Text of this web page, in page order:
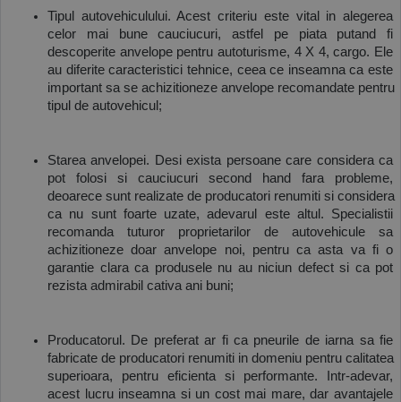
Tipul autovehiculului. Acest criteriu este vital in alegerea
celor mai bune cauciucuri, astfel pe piata putand fi
descoperite anvelope pentru autoturisme, 4 X 4, cargo. Ele
au diferite caracteristici tehnice, ceea ce inseamna ca este
important sa se achizitioneze anvelope recomandate pentru
tipul de autovehicul;
Starea anvelopei. Desi exista persoane care considera ca
pot folosi si cauciucuri second hand fara probleme,
deoarece sunt realizate de producatori renumiti si considera
ca nu sunt foarte uzate, adevarul este altul. Specialistii
recomanda tuturor proprietarilor de autovehicule sa
achizitioneze doar anvelope noi, pentru ca asta va fi o
garantie clara ca produsele nu au niciun defect si ca pot
rezista admirabil cativa ani buni;
Producatorul. De preferat ar fi ca pneurile de iarna sa fie
fabricate de producatori renumiti in domeniu pentru calitatea
superioara, pentru eficienta si performante. Intr-adevar,
acest lucru inseamna si un cost mai mare, dar avantajele